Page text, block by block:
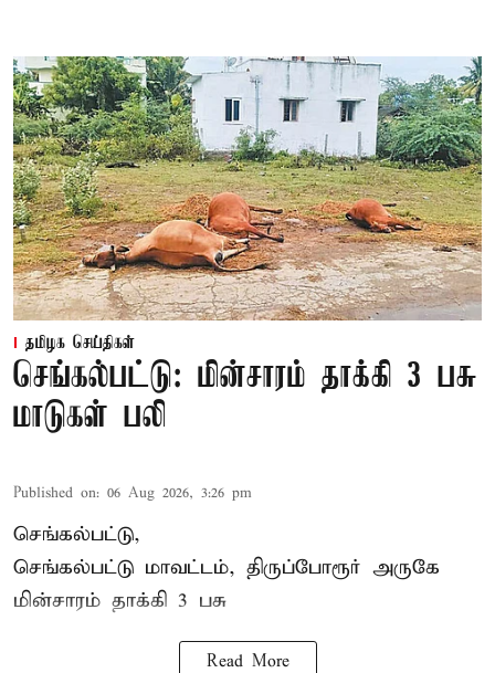
தமிழக செய்திகள்
செங்கல்பட்டு: மின்சாரம் தாக்கி 3 பசு
மாடுகள் பலி
Published on: 06 Aug 2026, 3:26 pm
செங்கல்பட்டு,
செங்கல்பட்டு மாவட்டம், திருப்போரூர் அருகே
மின்சாரம் தாக்கி 3 பசு
Read More